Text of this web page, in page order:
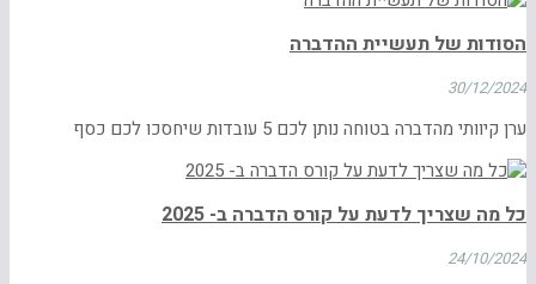
הסודות של תעשיית ההדברה
30/12/2024
ערן קיוותי מהדברה בטוחה נותן לכם 5 עובדות שיחסכו לכם כסף
כל מה שצריך לדעת על קורס הדברה ב- 2025
24/10/2024